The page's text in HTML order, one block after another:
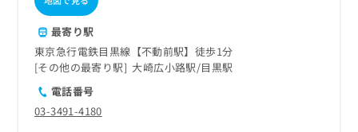
最寄り駅
東京急行電鉄目黒線【不動前駅】徒歩1分
その他の最寄り駅
大崎広小路駅 目黒駅
電話番号
03-3491-4180